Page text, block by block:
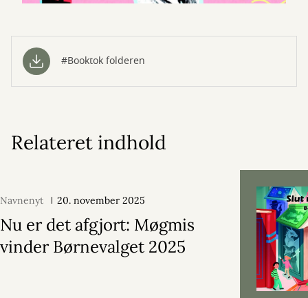
#Booktok folderen
Relateret indhold
Navnenyt 20. november 2025
Nu er det afgjort: Møgmis
vinder Børnevalget 2025